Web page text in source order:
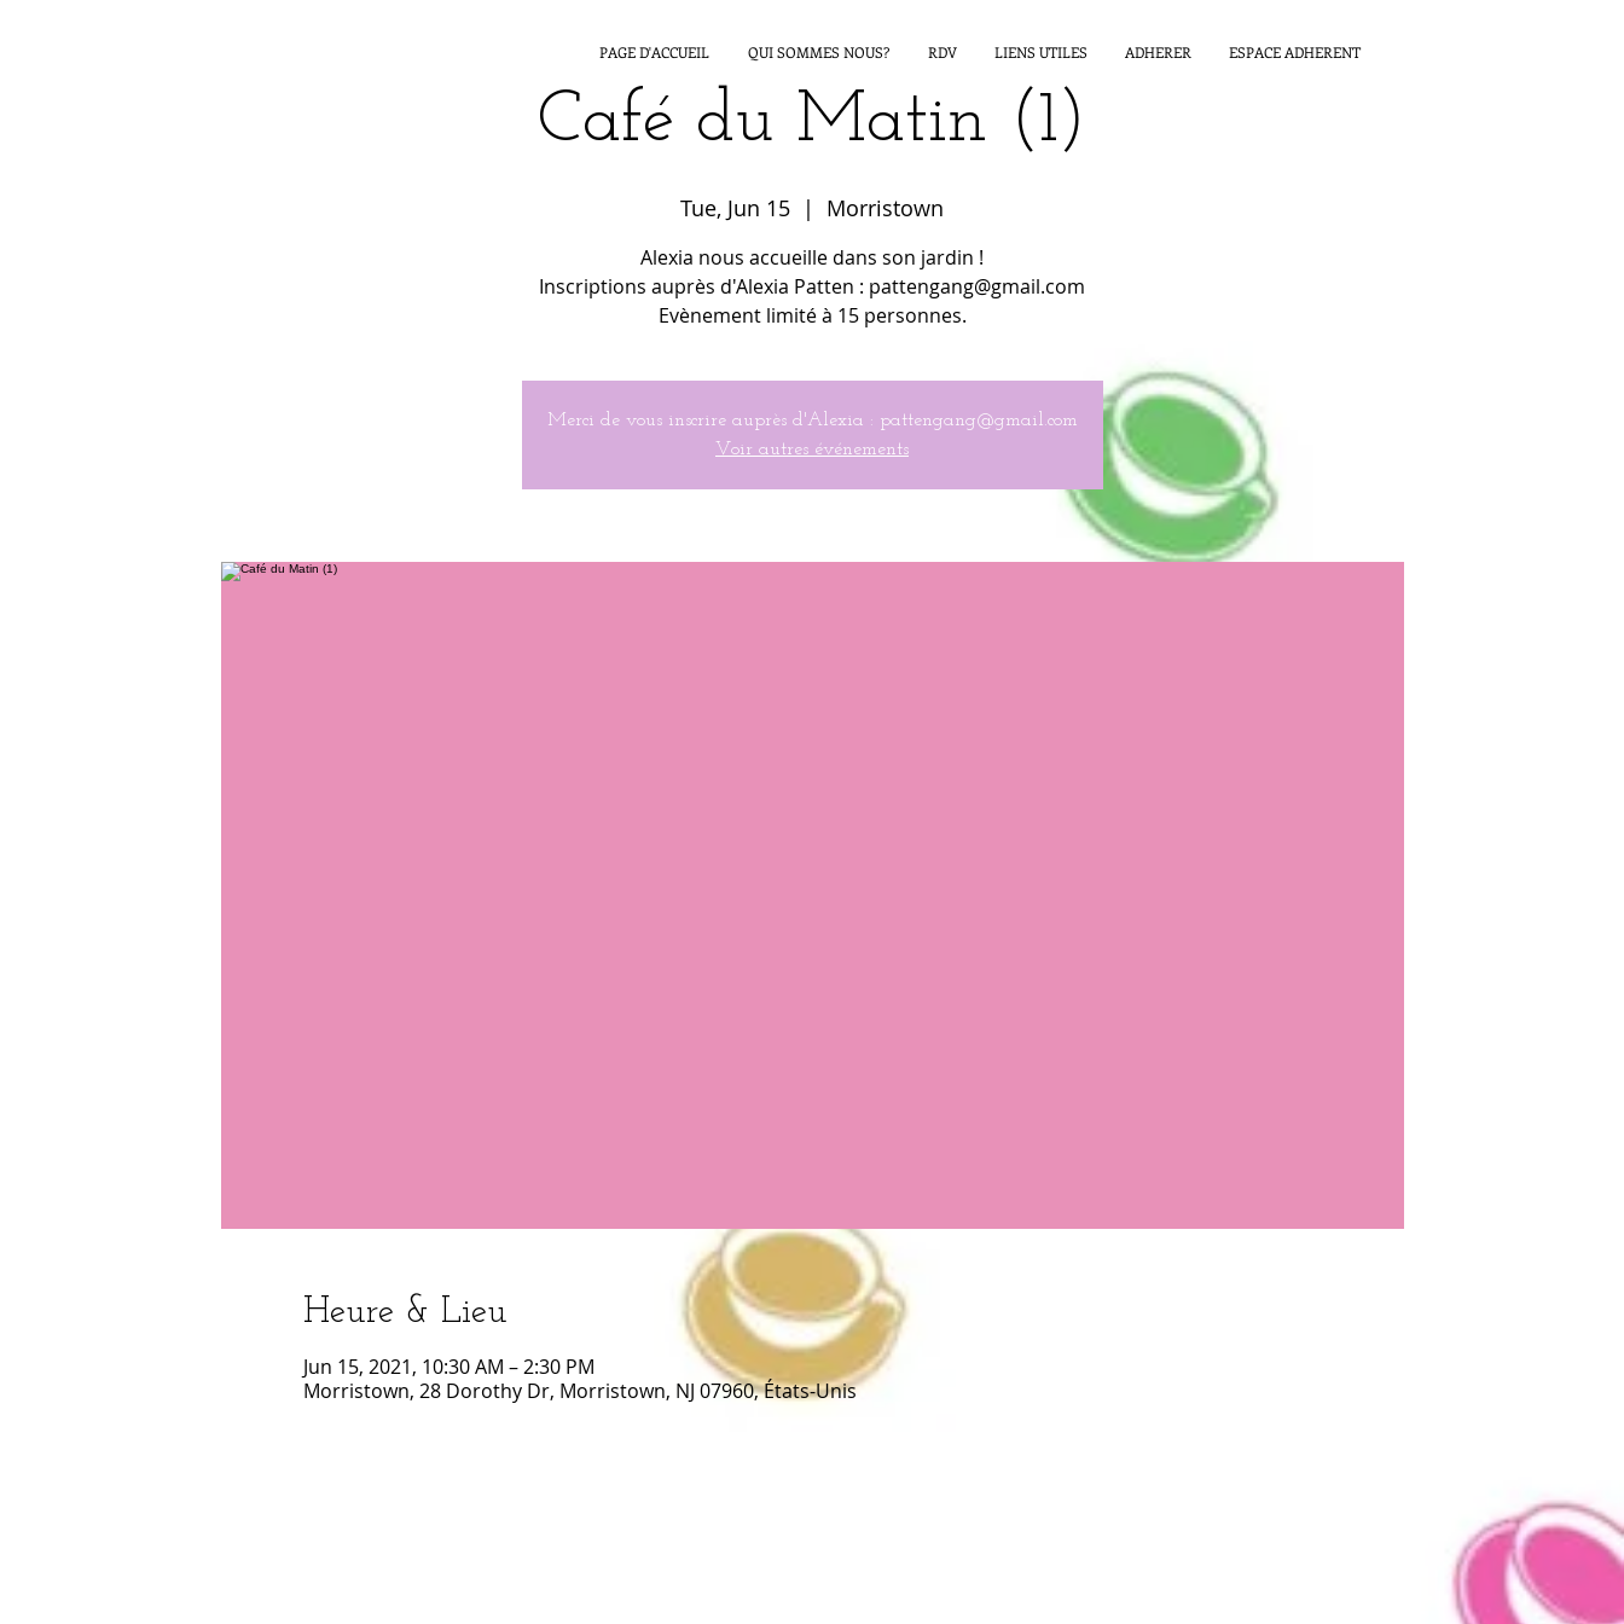
PAGE D'ACCUEIL QUI SOMMES NOUS? RDV LIENS UTILES ADHERER ESPACE ADHERENT
Café du Matin (1)
Tue, Jun 15
  |
Morristown
Alexia nous accueille dans son jardin !
Inscriptions auprès d'Alexia Patten : pattengang@gmail.com
Evènement limité à 15 personnes.
Merci de vous inscrire auprès d'Alexia : pattengang@gmail.com
Voir autres événements
Heure & Lieu
Jun 15, 2021, 10:30 AM – 2:30 PM
Morristown, 28 Dorothy Dr, Morristown, NJ 07960, États-Unis